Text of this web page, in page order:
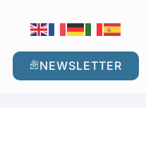
NEWSLETTER